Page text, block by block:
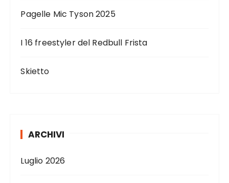
Pagelle Mic Tyson 2025
I 16 freestyler del Redbull Frista
Skietto
ARCHIVI
Luglio 2026